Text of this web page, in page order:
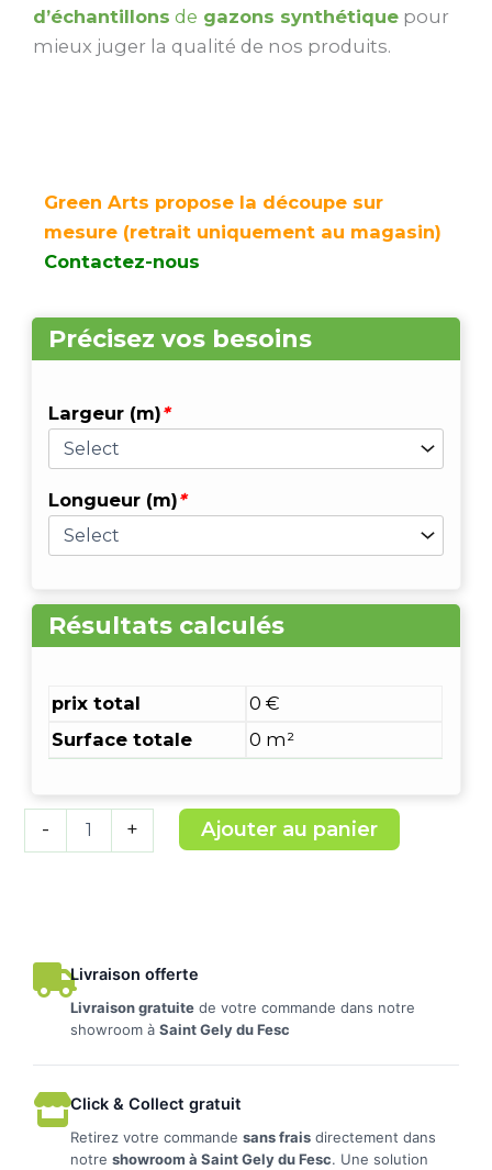
d’échantillons de gazons synthétique pour
mieux juger la qualité de nos produits.
Green Arts propose la découpe sur
mesure (retrait uniquement au magasin)
Contactez-nous
Précisez vos besoins
Largeur (m)*
Longueur (m)*
Résultats calculés
prix total
0 €
Surface totale
0 m²
-
quantité
BALLON
40mm
+ Ajouter au panier
Livraison offerte
Livraison gratuite de votre commande dans notre
showroom à Saint Gely du Fesc
Click & Collect gratuit
Retirez votre commande sans frais directement dans
notre showroom à Saint Gely du Fesc. Une solution